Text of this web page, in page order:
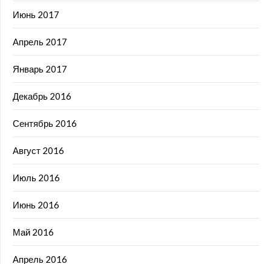
Июнь 2017
Апрель 2017
Январь 2017
Декабрь 2016
Сентябрь 2016
Август 2016
Июль 2016
Июнь 2016
Май 2016
Апрель 2016